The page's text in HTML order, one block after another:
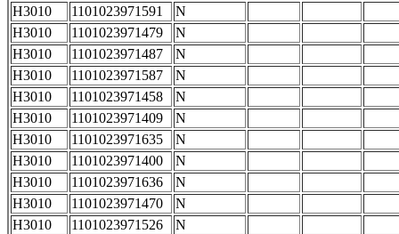
H3010
1101023971591
N
H3010
1101023971479
N
H3010
1101023971487
N
H3010
1101023971587
N
H3010
1101023971458
N
H3010
1101023971409
N
H3010
1101023971635
N
H3010
1101023971400
N
H3010
1101023971636
N
H3010
1101023971470
N
H3010
1101023971526
N